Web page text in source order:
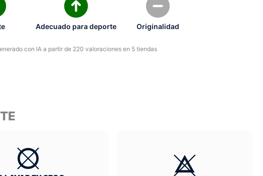
Adecuado para deporte Originalidad
con IA a partir de 220 valoraciones en 5 tiendas